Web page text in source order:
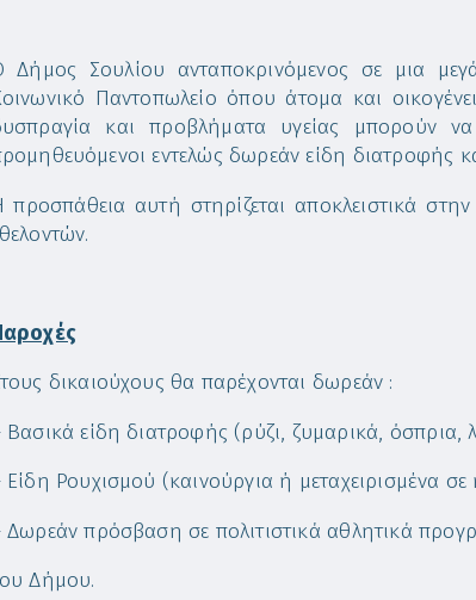
Δήμος Σουλίου ανταποκρινόμενος σε μια
Παντοπωλείο όπου άτομα και
και προβλήματα υγείας μπορούν
εντελώς δωρεάν είδη διατροφής
προσπάθεια αυτή στηρίζεται αποκλειστικά
δικαιούχους θα παρέχονται δωρεάν :
Βασικά είδη διατροφής (ρύζι, ζυμαρικά, όσπρια,
Είδη Ρουχισμού (καινούργια ή μεταχειρισμένα
Δωρεάν πρόσβαση σε πολιτιστικά αθλητικά
Δήμου.